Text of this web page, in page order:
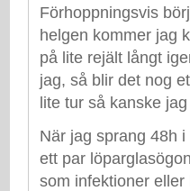
Förhoppningsvis
helgen kommer jag
på lite rejält långt
jag, så blir det nog
lite tur så kanske
När jag sprang 48h
ett par
som infektioner